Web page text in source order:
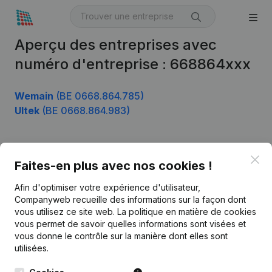
Aperçu des entreprises avec
numéro d'entreprise : 668864xxx
Wemain (BE 0668.864.785)
Ultek (BE 0668.864.983)
Faites-en plus avec nos cookies !
Afin d'optimiser votre expérience d'utilisateur,
Companyweb recueille des informations sur la façon dont
vous utilisez ce site web. La politique en matière de cookies
vous permet de savoir quelles informations sont visées et
vous donne le contrôle sur la manière dont elles sont
utilisées.
Français
Kantorenpark Everest
248D,
Monitoring
Recherche internationale